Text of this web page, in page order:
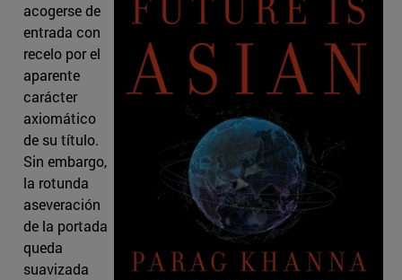
acogerse de
entrada con
recelo por el
aparente
carácter
axiomático
de su título.
Sin embargo,
la rotunda
aseveración
de la portada
queda
suavizada